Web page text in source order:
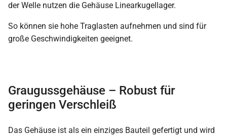
der Welle nutzen die Gehäuse Linearkugellager.
So können sie hohe Traglasten aufnehmen und sind für
große Geschwindigkeiten geeignet.
Graugussgehäuse – Robust für
geringen Verschleiß
Das Gehäuse ist als ein einziges Bauteil gefertigt und wird